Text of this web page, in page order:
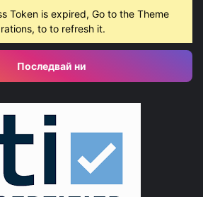
Token is expired, Go to the Theme
to to refresh it.
Последвай ни